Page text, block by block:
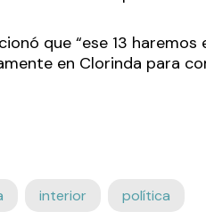
que “ese 13
en Clorinda para
interior política